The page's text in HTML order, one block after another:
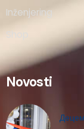
Inženjering
Shop
Novosti